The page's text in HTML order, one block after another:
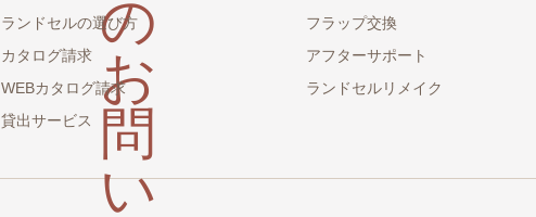
ランドセルの選び方
カタログ請求
WEBカタログ請求
貸出サービス
フラップ交換
アフターサポート
ランドセルリメイク